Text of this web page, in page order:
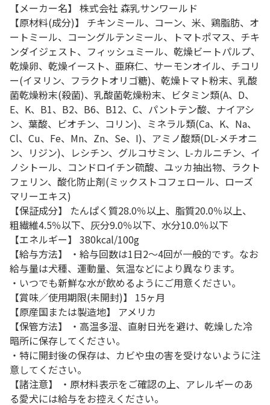
【メーカー名】 株式会社 森乳サンワールド
【原材料(成分)】 チキンミール、コーン、米、鶏脂肪、オ
ートミール、コーングルテンミール、トマトポマス、チキ
ンダイジェスト、フィッシュミール、乾燥ビートパルプ、
乾燥卵、乾燥イースト、亜麻仁、サーモンオイル、チコリ
ー(イヌリン、フラクトオリゴ糖)、乾燥トマト粉末、乳酸
菌乾燥粉末(殺菌)、乳酸菌乾燥粉末、ビタミン類(A、D、
E、K、B1、B2、B6、B12、C、パントテン酸、ナイアシ
ン、葉酸、ビオチン、コリン)、ミネラル類(Ca、K、Na、
Cl、Cu、Fe、Mn、Zn、Se、I)、アミノ酸類(DL-メチオニ
ン、リジン)、レシチン、グルコサミン、L-カルニチン、イ
ノシトール、コンドロイチン硫酸、ユッカ抽出物、ラクト
フェリン、酸化防止剤(ミックストコフェロール、ローズ
マリーエキス)
【保証成分】 たんぱく質28.0％以上、脂質20.0％以上、
粗繊維4.5％以下、灰分9.0％以下、水分10.0％以下
【エネルギー】 380kcal/100g
【給与方法】 ・給与回数は1日2～4回が一般的です。なお
給与量は犬種、運動量、気温などにより異なります。
・いつでも新鮮な水が飲めるようにご用意ください。
【賞味／使用期限(未開封)】 15ヶ月
【原産国または製造地】 アメリカ
【保管方法】 ・高温多湿、直射日光を避け、乾燥した冷
暗所に保存してください。
・特に開封後の保存は、カビや虫の害を受けないように注
意してください。
【諸注意】 ・原材料表示をご確認の上、アレルギーのあ
る愛犬には給与をお控えください。